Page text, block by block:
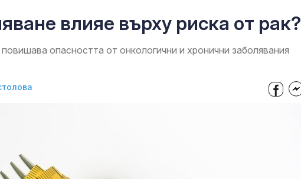
влияе върху риска от рак?
опасността от онкологични и хронични заболявания